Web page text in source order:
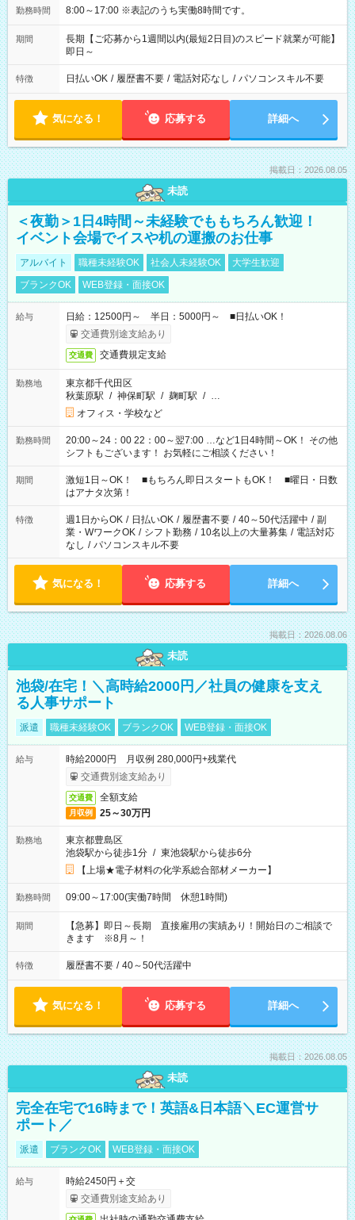
勤務時間 8:00～17:00 ※表記のうち実働8時間です。
期間
長期【ご応募から1週間以内(最短2日目)のスピード就業が可能】
即日～
特徴 日払いOK / 履歴書不要 / 電話対応なし / パソコンスキル不要
気になる！ 応募する 詳細へ
掲載日：2026.08.05
未読
＜夜勤＞1日4時間～未経験でももちろん歓迎！
イベント会場でイスや机の運搬のお仕事
アルバイト 職種未経験OK 社会人未経験OK
大学生歓迎
ブランクOK
WEB登録・面接OK
給与
日給：12500円～ 半日：5000円～ ■日払いOK！
交通費別途支給あり
交通費 交通費規定支給
勤務地
東京都千代田区
秋葉原駅 / 神保町駅 / 麹町駅 / …
オフィス・学校など
勤務時間
20:00～24：00 22：00～翌7:00 …など1日4時間～OK！ その他
シフトもございます！ お気軽にご相談ください！
期間
激短1日～OK！ ■もちろん即日スタートもOK！ ■曜日・日数
はアナタ次第！
特徴 週1日からOK / 日払いOK / 履歴書不要 / 40～50代活躍中 / 副
業・WワークOK / シフト勤務 / 10名以上の大量募集 / 電話対応
なし / パソコンスキル不要
気になる！ 応募する 詳細へ
掲載日：2026.08.06
未読
池袋/在宅！＼高時給2000円／社員の健康を支え
る人事サポート
派遣 職種未経験OK ブランクOK WEB登録・面接OK
給与
時給2000円 月収例 280,000円+残業代
交通費別途支給あり
交通費 全額支給
月収例 25～30万円
勤務地
東京都豊島区
池袋駅から徒歩1分 / 東池袋駅から徒歩6分
【上場★電子材料の化学系総合部材メーカー】
勤務時間 09:00～17:00(実働7時間 休憩1時間)
期間
【急募】即日～長期 直接雇用の実績あり！開始日のご相談で
きます ※8月～！
特徴 履歴書不要 / 40～50代活躍中
気になる！ 応募する 詳細へ
掲載日：2026.08.05
未読
完全在宅で16時まで！英語&日本語＼EC運営サ
ポート／
派遣 ブランクOK WEB登録・面接OK
給与
時給2450円＋交
交通費別途支給あり